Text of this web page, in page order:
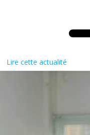
Lire cette actualité